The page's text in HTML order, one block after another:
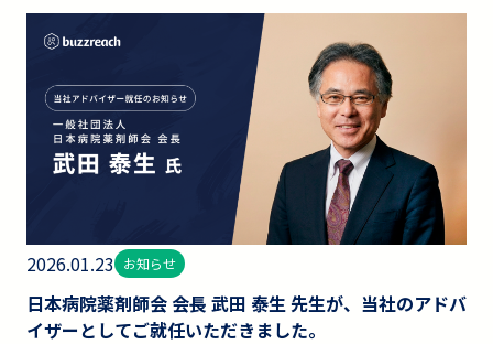
2026.01.23 お知らせ
日本病院薬剤師会 会長 武田 泰生 先生が、当社のアドバ
イザーとしてご就任いただきました。